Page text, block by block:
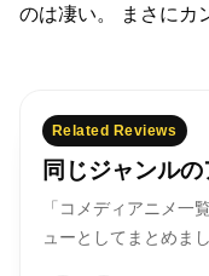
のは凄い。
まさにカ
Related Reviews
同じジャンル
「コメディアニメ一
ューとしてまとめまし